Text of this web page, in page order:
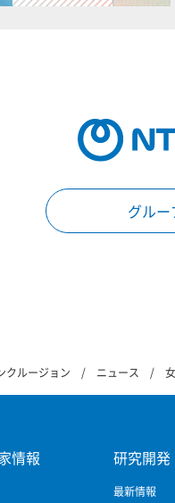
グル
クルージョン ニュース
情報 研究開発
最新情報